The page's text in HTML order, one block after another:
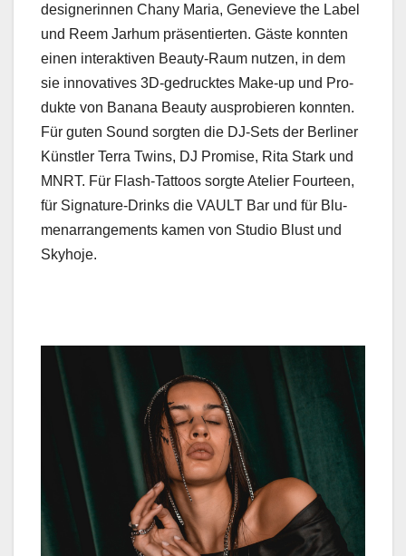
de­signer­in­nen Chany Maria, Genevieve the Label
und Reem Jarhum präsen­tierten. Gäste kon­nten
einen inter­ak­tiv­en Beau­ty-Raum nutzen, in dem
sie inno­v­a­tives 3D-gedruck­tes Make-up und Pro­
duk­te von Banana Beau­ty aus­pro­bieren kon­nten.
Für guten Sound sorgten die DJ-Sets der Berlin­er
Kün­stler Ter­ra Twins, DJ Promise, Rita Stark und
MNRT. Für Flash-Tat­toos sorgte Ate­lier Four­teen,
für Sig­na­ture-Drinks die VAULT Bar und für Blu­
me­narrange­ments kamen von Stu­dio Blust und
Sky­ho­je.